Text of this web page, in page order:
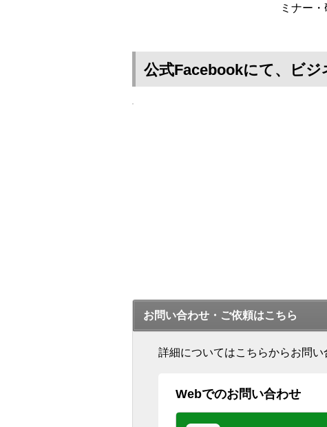
ミナー
公式Facebookにて、ビジ
お問い合わせ・ご依頼はこちら
詳細についてはこちらからお問い
Webでのお問い合わせ